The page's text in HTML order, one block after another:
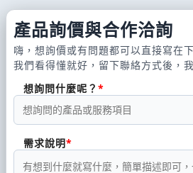
產品詢價與合作洽詢
嗨，想詢價或有問題都可以直接寫在
我們看得懂就好，留下聯絡方式後，
想詢問什麼呢？
需求說明